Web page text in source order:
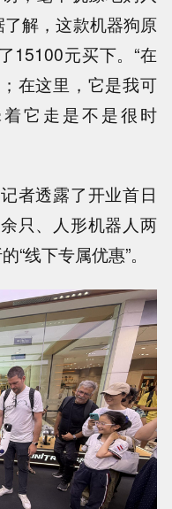
解，这款机器狗原
15100元买下。“在
在这里，它是我可
它走是不是很时
者透露了开业首日
只、人形机器人两
“线下专属优惠”。